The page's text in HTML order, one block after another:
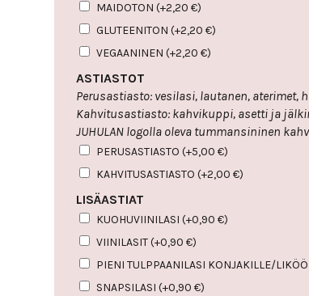
MAIDOTON(+2,20€)
GLUTEENITON(+2,20€)
VEGAANINEN(+2,20€)
ASTIASTOT
Kahvitusastiasto: kahvikuppi, asetti ja jälkiruokalautanen sekä pikkulusikka,
JUHULAN logolla oleva tummansininen
PERUSASTIASTO(+5,00€)
KAHVITUSASTIASTO(+2,00€)
LISÄASTIAT
KUOHUVIINILASI(+0,90€)
VIINILASIT(+0,90€)
PIENI TULPPAANILASI KONJAKILLE/
SNAPSILASI(+0,90€)